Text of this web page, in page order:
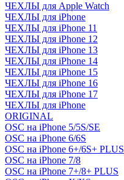
ЧЕХЛЫ для Apple Watch
ЧЕХЛЫ для iPhone
ЧЕХЛЫ для iPhone 11
ЧЕХЛЫ для iPhone 12
ЧЕХЛЫ для iPhone 13
ЧЕХЛЫ для iPhone 14
ЧЕХЛЫ для iPhone 15
ЧЕХЛЫ для iPhone 16
ЧЕХЛЫ для iPhone 17
ЧЕХЛЫ для iPhone
ORIGINAL
OSC на iPhone 5/5S/SE
OSC на iPhone 6/6S
OSC на iPhone 6+/6S+ PLUS
OSC на iPhone 7/8
OSC на iPhone 7+/8+ PLUS